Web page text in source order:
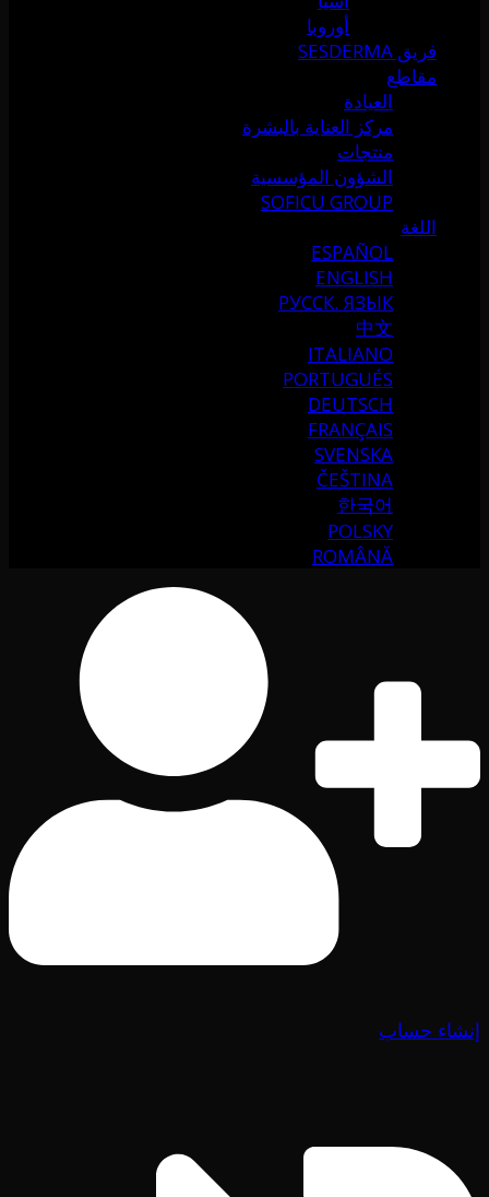
أوروبا
فريق SESDERMA
مقاطع
العيادة
مركز العناية بالبشرة
منتجات
الشؤون المؤسسية
SOFICU GROUP
اللغة
ESPAÑOL
ENGLISH
РУССК. ЯЗЫК
中文
ITALIANO
PORTUGUÉS
DEUTSCH
FRANÇAIS
SVENSKA
ČEŠTINA
한국어
POLSKY
ROMÂNĂ
إنشاء حساب